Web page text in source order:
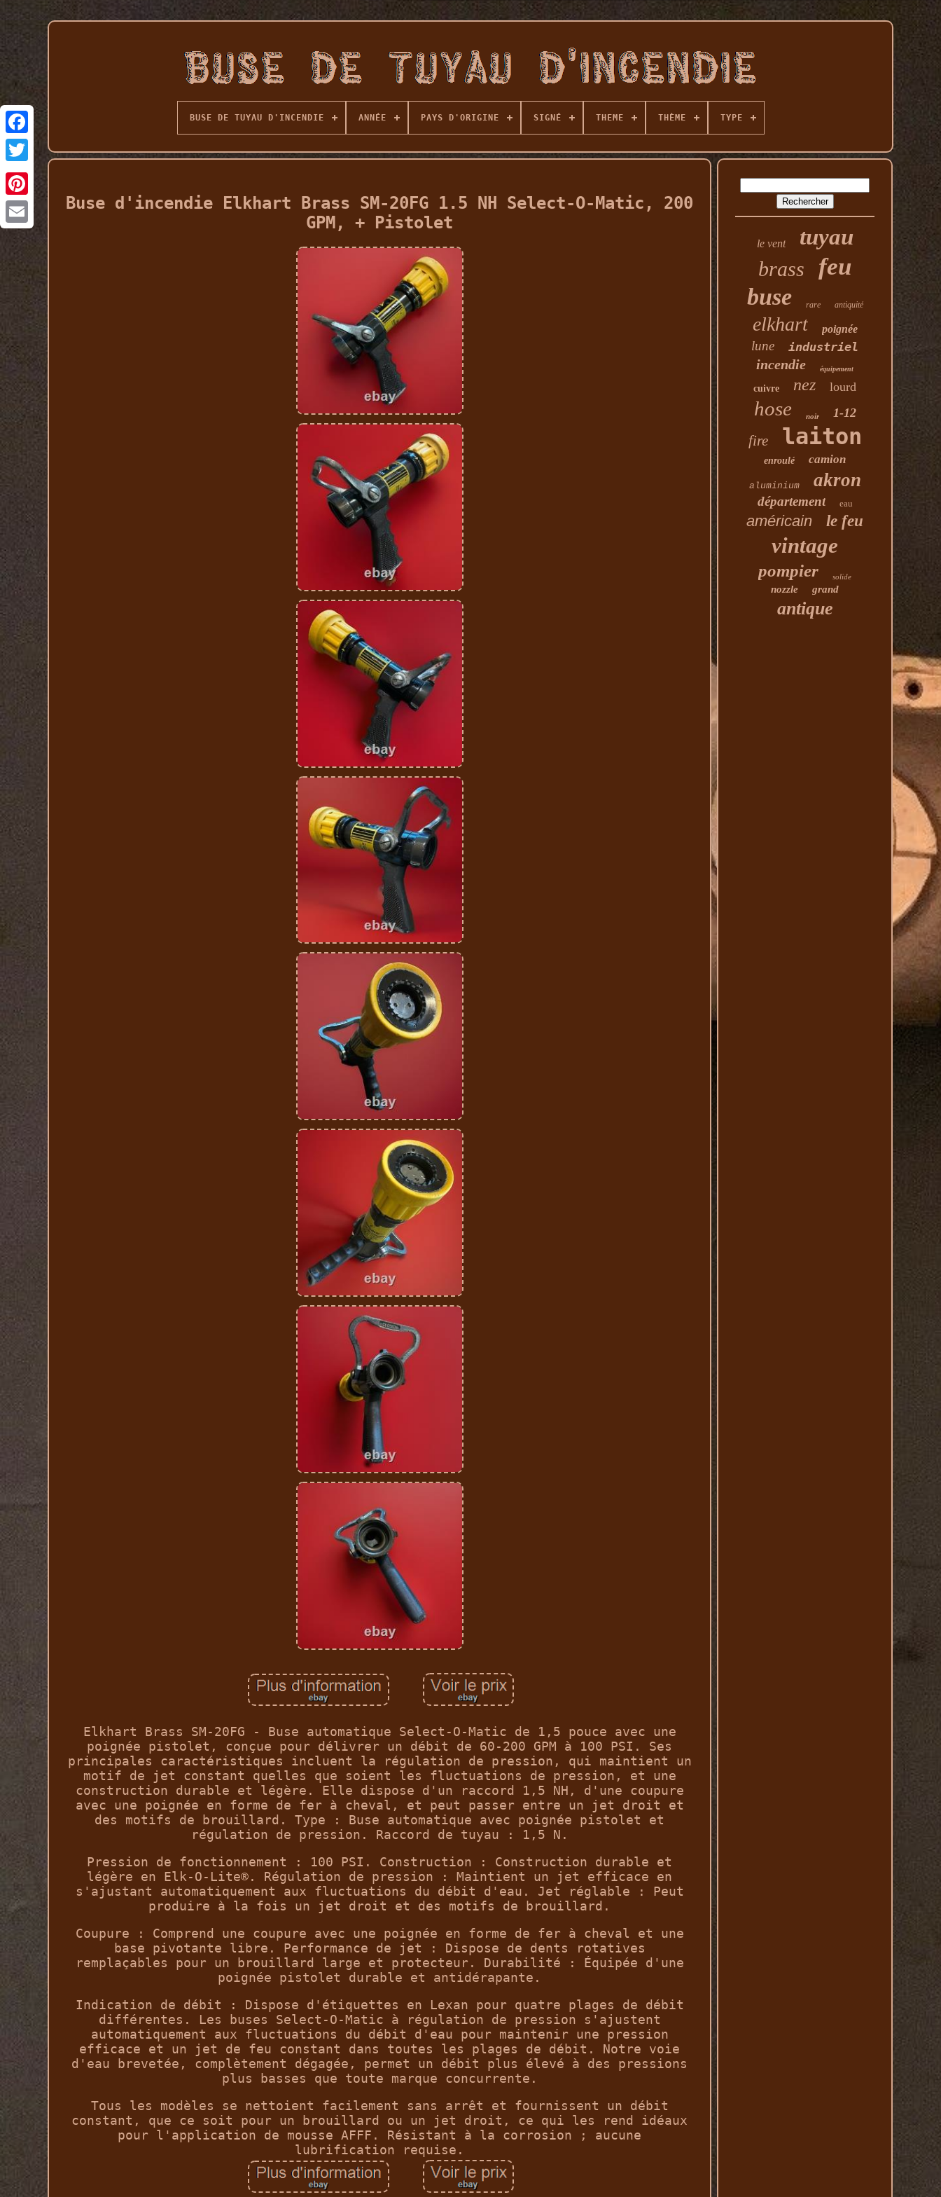
BUSE DE TUYAU D'INCENDIE ANNÉE PAYS D'ORIGINE SIGNÉ THEME THÈME TYPE
Buse d'incendie Elkhart Brass SM-20FG 1.5 NH Select-O-Matic, 200
GPM, + Pistolet
Elkhart Brass SM-20FG - Buse automatique Select-O-Matic de 1,5 pouce avec une
poignée pistolet, conçue pour délivrer un débit de 60-200 GPM à 100 PSI. Ses
principales caractéristiques incluent la régulation de pression, qui maintient un
motif de jet constant quelles que soient les fluctuations de pression, et une
construction durable et légère. Elle dispose d'un raccord 1,5 NH, d'une coupure
avec une poignée en forme de fer à cheval, et peut passer entre un jet droit et
des motifs de brouillard. Type : Buse automatique avec poignée pistolet et
régulation de pression. Raccord de tuyau : 1,5 N.
Pression de fonctionnement : 100 PSI. Construction : Construction durable et
légère en Elk-O-Lite®. Régulation de pression : Maintient un jet efficace en
s'ajustant automatiquement aux fluctuations du débit d'eau. Jet réglable : Peut
produire à la fois un jet droit et des motifs de brouillard.
Coupure : Comprend une coupure avec une poignée en forme de fer à cheval et une
base pivotante libre. Performance de jet : Dispose de dents rotatives
remplaçables pour un brouillard large et protecteur. Durabilité : Équipée d'une
poignée pistolet durable et antidérapante.
Indication de débit : Dispose d'étiquettes en Lexan pour quatre plages de débit
différentes. Les buses Select-O-Matic à régulation de pression s'ajustent
automatiquement aux fluctuations du débit d'eau pour maintenir une pression
efficace et un jet de feu constant dans toutes les plages de débit. Notre voie
d'eau brevetée, complètement dégagée, permet un débit plus élevé à des pressions
plus basses que toute marque concurrente.
Tous les modèles se nettoient facilement sans arrêt et fournissent un débit
constant, que ce soit pour un brouillard ou un jet droit, ce qui les rend idéaux
pour l'application de mousse AFFF. Résistant à la corrosion ; aucune
lubrification requise.
le vent tuyau
brass feu
buse rare antiquité
elkhart poignée
lune industriel
incendie équipement
cuivre nez lourd
hose noir 1-12
fire laiton
enroulé camion
aluminium akron
département eau
américain le feu
vintage
pompier solide
nozzle grand
antique